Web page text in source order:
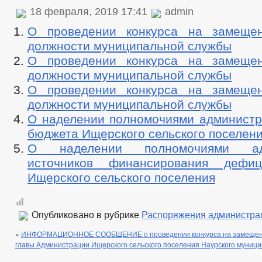
18 февраля, 2019 17:41 admin
О проведении конкурса на
должности муниципальной службы
О проведении конкурса на
должности муниципальной службы
О проведении конкурса на
должности муниципальной службы
О наделении полномочиями
бюджета Ищерского сельского
О наделении полномочиями
источников финансирования
Ищерского сельского поселения
Опубликовано в рубрике Распоряжения
« ИНФОРМАЦИОННОЕ СООБЩЕНИЕ о проведении конкурса на
главы Администрации Ищерского сельского поселения Наурского